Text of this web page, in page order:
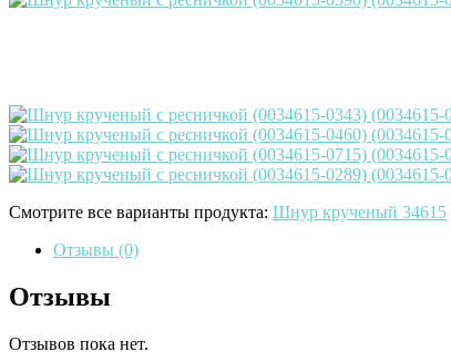
Смотрите все варианты продукта: Шнур крученый 34615
Отзывы (0)
Отзывы
Отзывов пока нет.